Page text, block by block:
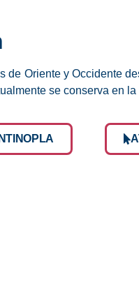
de Oriente y Occidente
se conserva en